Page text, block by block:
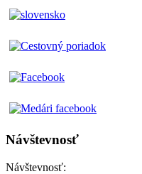
Návštevnosť
Návštevnosť: